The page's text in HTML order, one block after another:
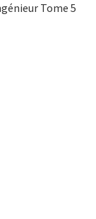
Tome 5